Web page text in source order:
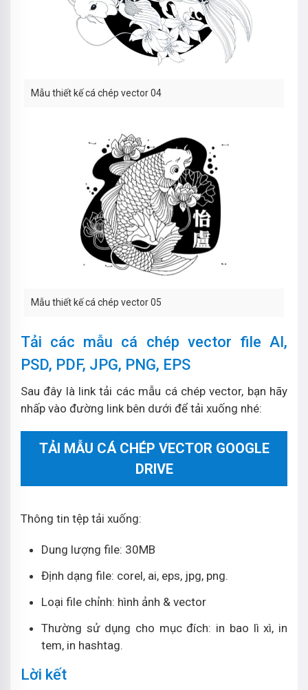
Mẫu thiết kế cá chép vector 04
Mẫu thiết kế cá chép vector 05
Tải các mẫu cá chép vector file AI,
PSD, PDF, JPG, PNG, EPS
Sau đây là link tải các mẫu cá chép vector, bạn hãy
nhấp vào đường link bên dưới để tải xuống nhé:
TẢI MẪU CÁ CHÉP VECTOR GOOGLE
DRIVE
Thông tin tệp tải xuống:
Dung lượng file: 30MB
Định dạng file: corel, ai, eps, jpg, png.
Loại file chỉnh: hình ảnh & vector
Thường sử dụng cho mục đích: in bao lì xì, in
tem, in hashtag.
Lời kết